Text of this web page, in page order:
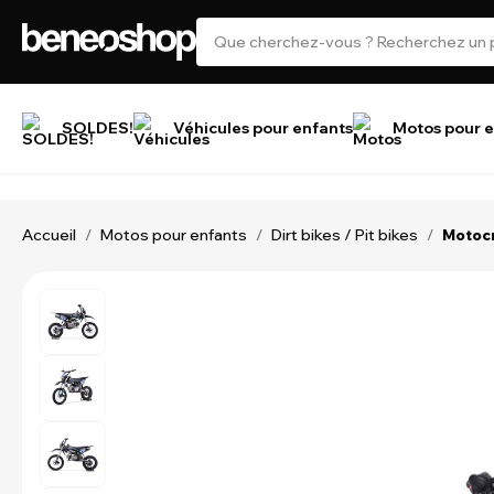
SOLDES! Véhicules pour enfants Motos pour
Accueil / Motos pour enfants / Dirt bikes / Pit bikes /